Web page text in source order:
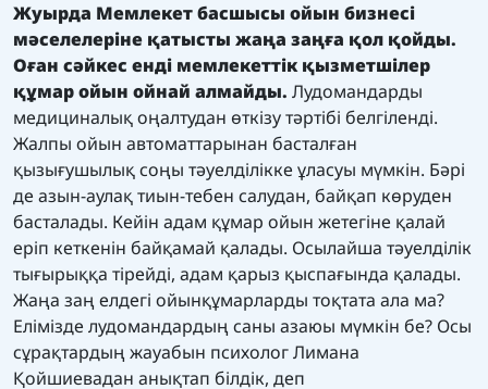
Жуырда Мемлекет басшысы ойын бизнесі
мәселелеріне қатысты жаңа заңға қол қойды.
Оған сәйкес енді мемлекеттік қызметшілер
құмар ойын ойнай алмайды. Лудомандарды
медициналық оңалтудан өткізу тәртібі белгіленді.
Жалпы ойын автоматтарынан басталған
қызығушылық соңы тәуелділікке ұласуы мүмкін. Бәрі
де азын-аулақ тиын-тебен салудан, байқап көруден
басталады. Кейін адам құмар ойын жетегіне қалай
еріп кеткенін байқамай қалады. Осылайша тәуелділік
тығырыққа тірейді, адам қарыз қыспағында қалады.
Жаңа заң елдегі ойынқұмарларды тоқтата ала ма?
Елімізде лудомандардың саны азаюы мүмкін бе? Осы
сұрақтардың жауабын психолог Лимана
Қойшиевадан анықтап білдік, деп